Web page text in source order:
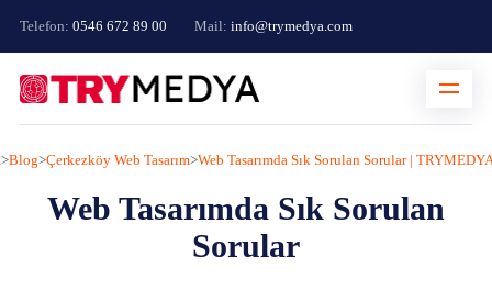
Telefon: 0546 672 89 00 Mail: info@trymedya.com
>Blog>Çerkezköy Web Tasarım>Web Tasarımda Sık Sorulan Sorular |
Web Tasarımda Sık Sorulan
Sorular